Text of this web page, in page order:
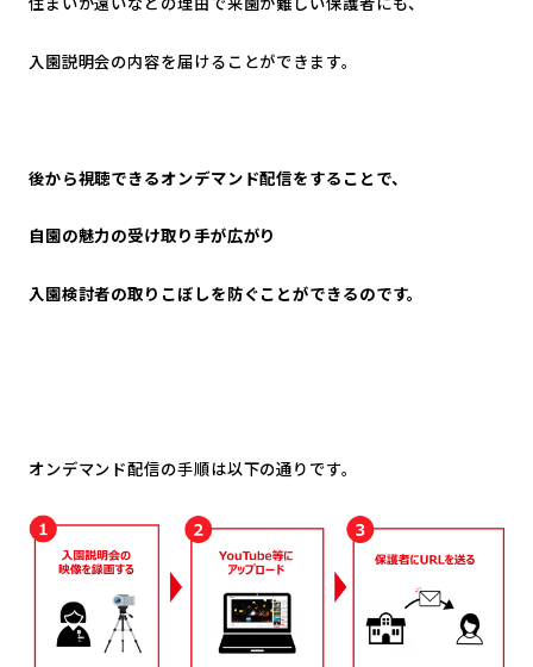
入園説明会の内容を届けることができます。
後から視聴できるオンデマンド配信をすることで、
自園の魅力の受け取り手が広がり
入園検討者の取りこぼしを防ぐことができるのです。
オンデマンド配信の手順は以下の通りです。